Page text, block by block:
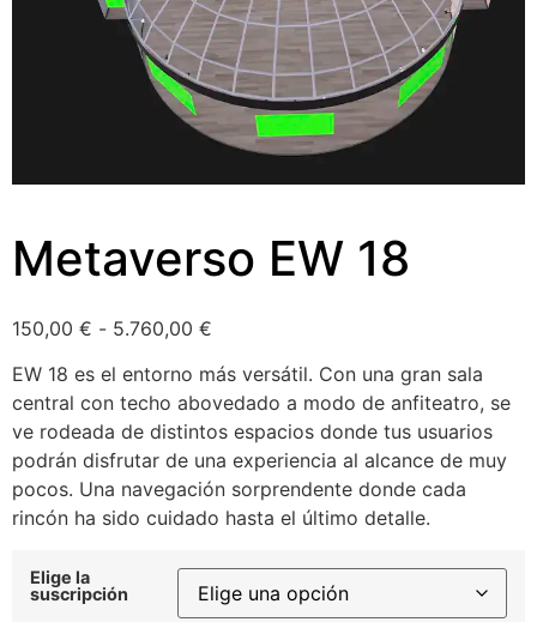
Metaverso EW 18
150,00 € - 5.760,00 €
EW 18 es el entorno más versátil. Con una gran sala
central con techo abovedado a modo de anfiteatro, se
ve rodeada de distintos espacios donde tus usuarios
podrán disfrutar de una experiencia al alcance de muy
pocos. Una navegación sorprendente donde cada
rincón ha sido cuidado hasta el último detalle.
Elige la
suscripción